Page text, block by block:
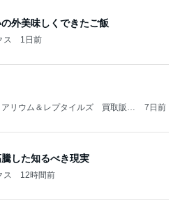
外美味しくできたご飯
ス 1日前
アリウム＆レプタイルズ 買取販売
7日前
した知るべき現実
ス 12時間前